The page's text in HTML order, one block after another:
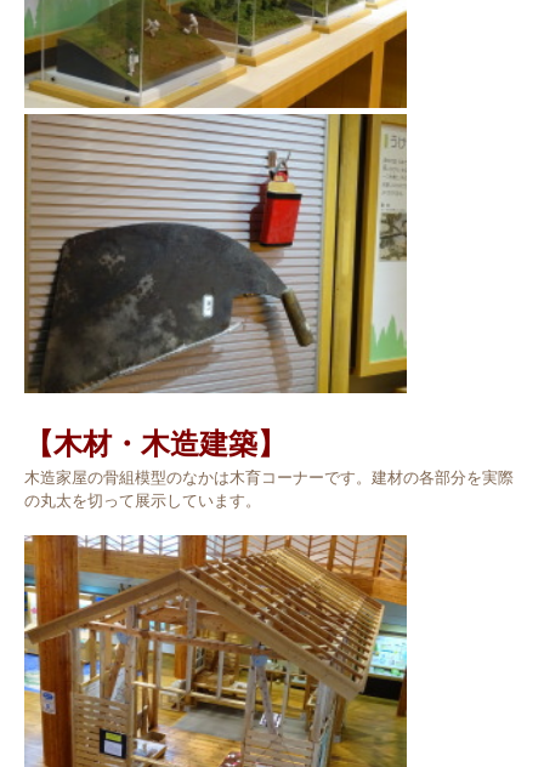
【木材・木造建築】
木造家屋の骨組模型のなかは木育コーナーです。建材の各部分を実際
の丸太を切って展示しています。